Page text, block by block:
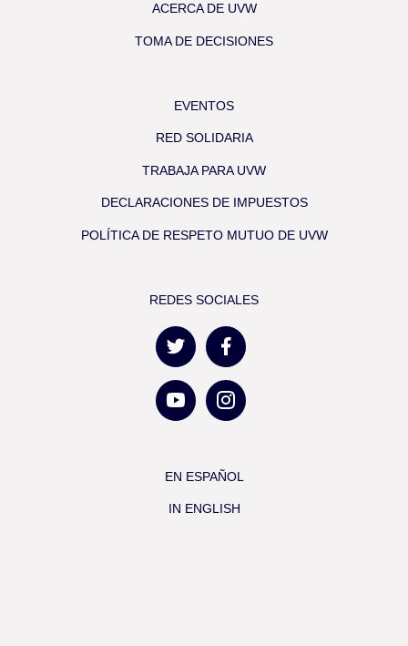
ACERCA DE UVW
TOMA DE DECISIONES
EVENTOS
RED SOLIDARIA
TRABAJA PARA UVW
DECLARACIONES DE IMPUESTOS
POLÍTICA DE RESPETO MUTUO DE UVW
REDES SOCIALES
EN ESPAÑOL
IN ENGLISH